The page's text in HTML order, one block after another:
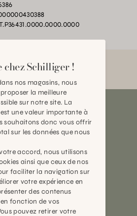
chez Schilliger !
nos magasins, nous
la meilleure
sur notre site. La
une valeur importante à
souhaitons donc vous offrir
sur les données que nous
accord, nous utilisons
ainsi que ceux de nos
faciliter la navigation sur
votre expérience en
des contenus
fonction de vos
pouvez retirer votre